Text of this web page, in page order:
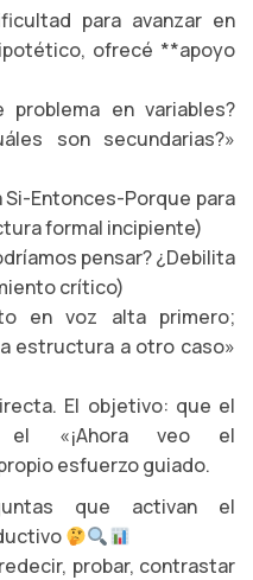
para avanzar en
ofrecé **apoyo
en variables?
son secundarias?»
Si-Entonces-Porque para
formal incipiente)
pensar? ¿Debilita
crítico)
en voz alta primero;
estructura a otro caso»
El objetivo: que el
el «¡Ahora veo el
esfuerzo guiado.
que activan el
probar, contrastar